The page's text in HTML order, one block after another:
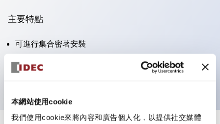
本網站使用cookie
我們使用cookie來將內容和廣告個人化，以提供社交媒體
主要特點
可進行集合密著安裝
附鎖選擇開關採用高安全性的彈子鎖結構
防護結構為IP65（IEC60529）